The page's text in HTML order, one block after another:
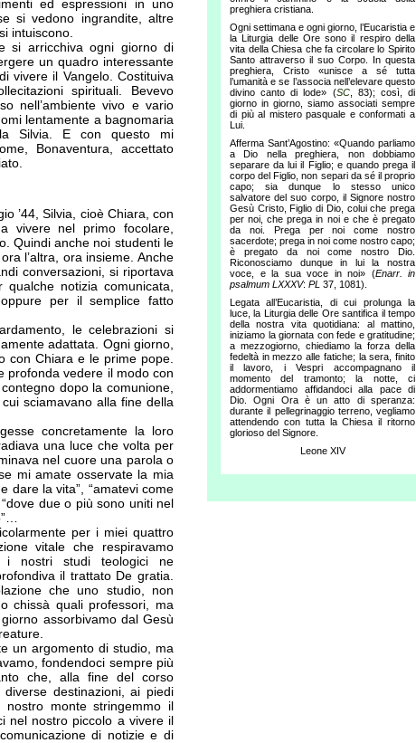
ed espressioni in uno
si vedono ingrandite, altre
intuiscono.
si arricchiva ogni giorno di
un quadro interessante
vivere il Vangelo. Costituiva
spirituali. Bevevo
nell’ambiente vivo e vario
lentamente a bagnomaria
Silvia. E con questo mi
Bonaventura, accettato
’44, Silvia, cioè Chiara, con
vivere nel primo focolare,
Quindi anche noi studenti le
l’altra, ora insieme. Anche
conversazioni, si riportava
qualche notizia comunicata,
per il semplice fatto
le celebrazioni si
adattata. Ogni giorno,
con Chiara e le prime pope.
profonda vedere il modo con
dopo la comunione,
sciamavano alla fine della
concretamente la loro
una luce che volta per
nel cuore una parola o
mi amate osservate la mia
dare la vita”, “amatevi come
due o più sono uniti nel
per i miei quattro
vitale che respiravamo
i nostri studi teologici ne
il trattato De gratia.
che uno studio, non
chissà quali professori, ma
assorbivamo dal Gesù
un argomento di studio, ma
fondendoci sempre più
che, alla fine del corso
destinazioni, ai piedi
monte stringemmo il
nel nostro piccolo a vivere il
di notizie e di
preghiera cristiana.
Ogni settimana e ogni giorno, l’Eucaristia e
la Liturgia delle Ore sono il respiro della
vita della Chiesa che fa circolare lo Spirito
Santo attraverso il suo Corpo. In questa
preghiera, Cristo «unisce a sé tutta
l’umanità e se l’associa nell’elevare questo
divino canto di lode» (SC, 83); così, di
giorno in giorno, siamo associati sempre
di più al mistero pasquale e conformati a
Lui.
Afferma Sant’Agostino: «Quando parliamo
a Dio nella preghiera, non dobbiamo
separare da lui il Figlio; e quando prega il
corpo del Figlio, non separi da sé il proprio
capo; sia dunque lo stesso unico
salvatore del suo corpo, il Signore nostro
Gesù Cristo, Figlio di Dio, colui che prega
per noi, che prega in noi e che è pregato
da noi. Prega per noi come nostro
sacerdote; prega in noi come nostro capo;
è pregato da noi come nostro Dio.
Riconosciamo dunque in lui la nostra
voce, e la sua voce in noi» (Enarr. in
psalmum LXXXV: PL 37, 1081).
Legata all’Eucaristia, di cui prolunga la
luce, la Liturgia delle Ore santifica il tempo
della nostra vita quotidiana: al mattino,
iniziamo la giornata con fede e gratitudine;
a mezzogiorno, chiediamo la forza della
fedeltà in mezzo alle fatiche; la sera, finito
il lavoro, i Vespri accompagnano il
momento del tramonto; la notte, ci
addormentiamo affidandoci alla pace di
Dio. Ogni Ora è un atto di speranza:
durante il pellegrinaggio terreno, vegliamo
attendendo con tutta la Chiesa il ritorno
glorioso del Signore.
Leone XIV